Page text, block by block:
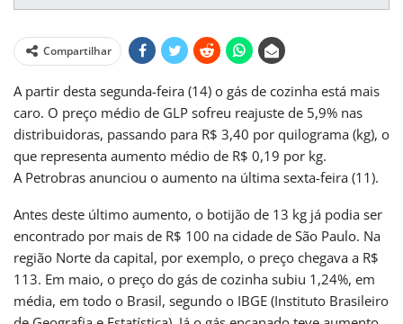
Compartilhar
A partir desta segunda-feira (14) o gás de cozinha está mais
caro. O preço médio de GLP sofreu reajuste de 5,9% nas
distribuidoras, passando para R$ 3,40 por quilograma (kg), o
que representa aumento médio de R$ 0,19 por kg.
A Petrobras anunciou o aumento na última sexta-feira (11).
Antes deste último aumento, o botijão de 13 kg já podia ser
encontrado por mais de R$ 100 na cidade de São Paulo. Na
região Norte da capital, por exemplo, o preço chegava a R$
113. Em maio, o preço do gás de cozinha subiu 1,24%, em
média, em todo o Brasil, segundo o IBGE (Instituto Brasileiro